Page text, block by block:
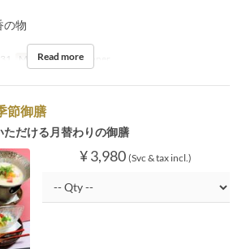
物
Meals Lunch, Dinner
Read more
節御膳
だける月替わりの御膳
¥ 3,980 (Svc & tax incl.)